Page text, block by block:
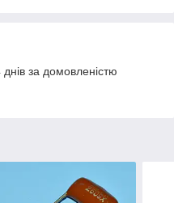
за домовленістю